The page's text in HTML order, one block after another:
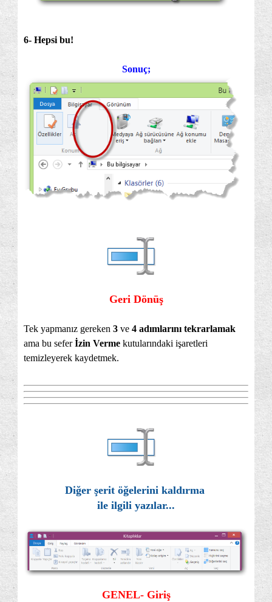
6- Hepsi bu!
Sonuç;
Geri Dönüş
Tek yapmanız gereken 3 ve 4 adımlarını tekrarlamak
ama bu seferİzin Verme kutularındaki işaretleri
temizleyerek kaydetmek.
Diğer şerit öğelerini kaldırma
ile ilgili yazılar...
GENEL- Giriş